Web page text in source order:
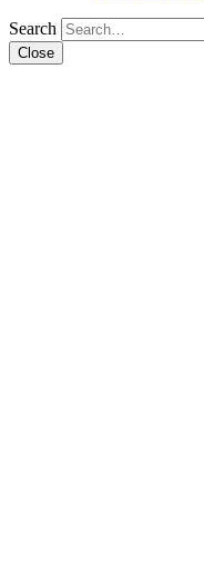
Search
Close